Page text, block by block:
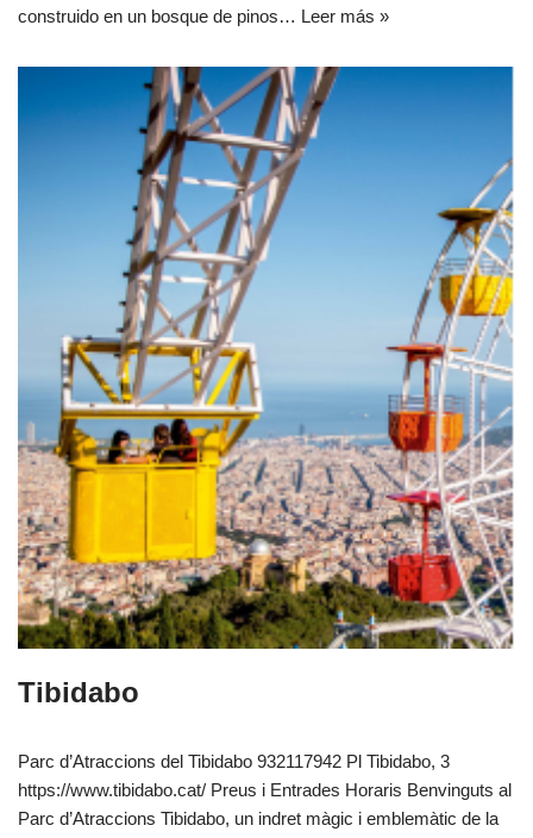
construido en un bosque de pinos… Leer más »
Tibidabo
Parc d’Atraccions del Tibidabo 932117942 Pl Tibidabo, 3
https://www.tibidabo.cat/ Preus i Entrades Horaris Benvinguts al
Parc d’Atraccions Tibidabo, un indret màgic i emblemàtic de la